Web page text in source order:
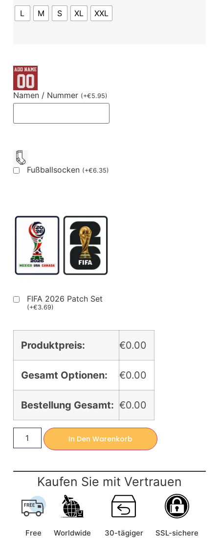
L M S XL XXL
Namen / Nummer (+€5.95)
Fußballsocken (+€6.35)
FIFA 2026 Patch Set
(+€3.69)
Produktpreis: €0.00
Gesamt Optionen: €0.00
Bestellung Gesamt: €0.00
In Den Warenkorb
Kaufen Sie mit Vertrauen
Free
Worldwide
30-tägiger
SSL-sichere